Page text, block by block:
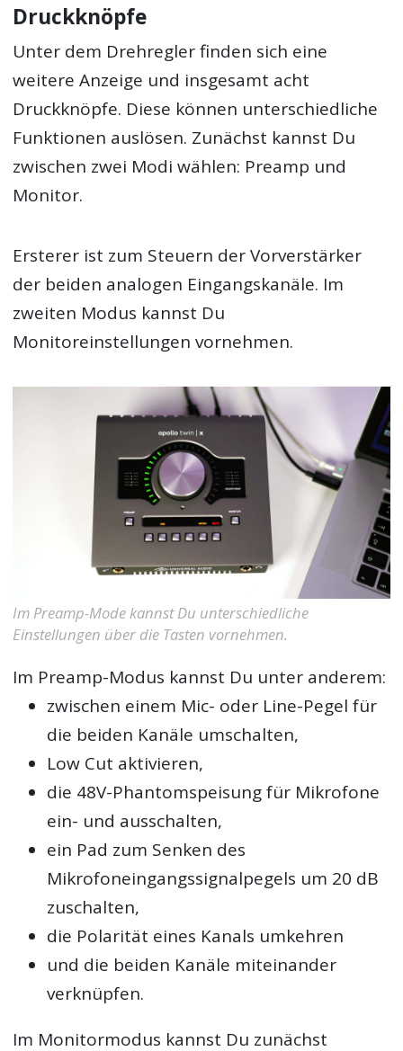
Druckknöpfe
Unter dem Drehregler finden sich eine
weitere Anzeige und insgesamt acht
Druckknöpfe. Diese können unterschiedliche
Funktionen auslösen. Zunächst kannst Du
zwischen zwei Modi wählen: Preamp und
Monitor.
Ersterer ist zum Steuern der Vorverstärker
der beiden analogen Eingangskanäle. Im
zweiten Modus kannst Du
Monitoreinstellungen vornehmen.
Im Preamp-Mode kannst Du unterschiedliche
Einstellungen über die Tasten vornehmen.
Im Preamp-Modus kannst Du unter anderem:
zwischen einem Mic- oder Line-Pegel für
die beiden Kanäle umschalten,
Low Cut aktivieren,
die 48V-Phantomspeisung für Mikrofone
ein- und ausschalten,
ein Pad zum Senken des
Mikrofoneingangssignalpegels um 20 dB
zuschalten,
die Polarität eines Kanals umkehren
und die beiden Kanäle miteinander
verknüpfen.
Im Monitormodus kannst Du zunächst